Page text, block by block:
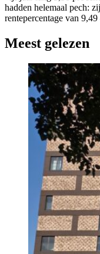
hadden helemaal pech:
rentepercentage van
Meest gelezen